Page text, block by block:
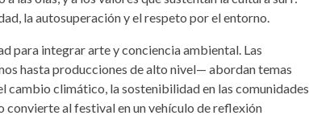
la autosuperación y el respeto por el entorno.
para integrar arte y conciencia ambiental. Las
hasta producciones de alto nivel— abordan temas
cambio climático, la sostenibilidad en las comunidades
convierte al festival en un vehículo de reflexión